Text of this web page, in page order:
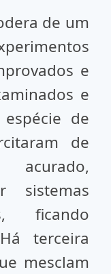
de um
e
e
de
de
sistemas
ficando
terceira
mesclam